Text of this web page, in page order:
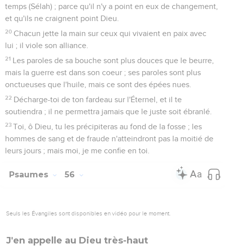
temps (Sélah) ; parce qu'il n'y a point en eux de changement,
et qu'ils ne craignent point Dieu.
20 Chacun jette la main sur ceux qui vivaient en paix avec
lui ; il viole son alliance.
21 Les paroles de sa bouche sont plus douces que le beurre,
mais la guerre est dans son coeur ; ses paroles sont plus
onctueuses que l'huile, mais ce sont des épées nues.
22 Décharge-toi de ton fardeau sur l'Éternel, et il te
soutiendra ; il ne permettra jamais que le juste soit ébranlé.
23 Toi, ô Dieu, tu les précipiteras au fond de la fosse ; les
hommes de sang et de fraude n'atteindront pas la moitié de
leurs jours ; mais moi, je me confie en toi.
Psaumes 56
Seuls les Évangiles sont disponibles en vidéo pour le moment.
J'en appelle au Dieu très-haut